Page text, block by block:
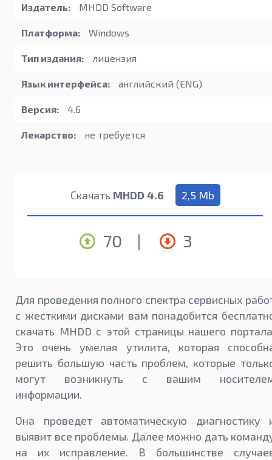
Издатель: MHDD Software
Платформа: Windows
Тип издания: лицензия
Язык интерфейса: английский (ENG)
Версия: 4.6
Лекарство: не требуется
Скачать MHDD 4.6 2,5 Mb
70 | 3
Для проведения полного спектра сервисных
с жесткими дисками вам понадобится
скачать MHDD с этой страницы нашего
Это очень умелая утилита, которая
решить большую часть проблем, которые
могут возникнуть с вашим
информации.
Она проведет автоматическую диагностику
выявит все проблемы. Далее можно дать
на их исправление. В большинстве